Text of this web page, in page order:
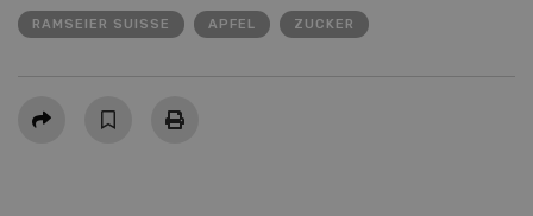
RAMSEIER SUISSE APFEL ZUCKER
Teilen